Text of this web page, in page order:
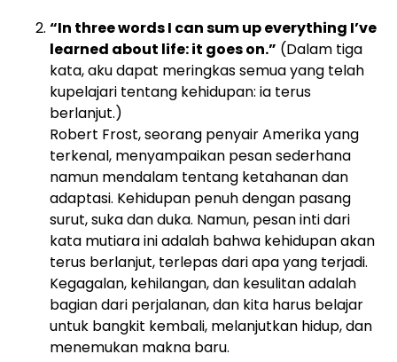
“In three words I can sum up everything I’ve
learned about life: it goes on.” (Dalam tiga
kata, aku dapat meringkas semua yang telah
kupelajari tentang kehidupan: ia terus
berlanjut.)
Robert Frost, seorang penyair Amerika yang
terkenal, menyampaikan pesan sederhana
namun mendalam tentang ketahanan dan
adaptasi. Kehidupan penuh dengan pasang
surut, suka dan duka. Namun, pesan inti dari
kata mutiara ini adalah bahwa kehidupan akan
terus berlanjut, terlepas dari apa yang terjadi.
Kegagalan, kehilangan, dan kesulitan adalah
bagian dari perjalanan, dan kita harus belajar
untuk bangkit kembali, melanjutkan hidup, dan
menemukan makna baru.